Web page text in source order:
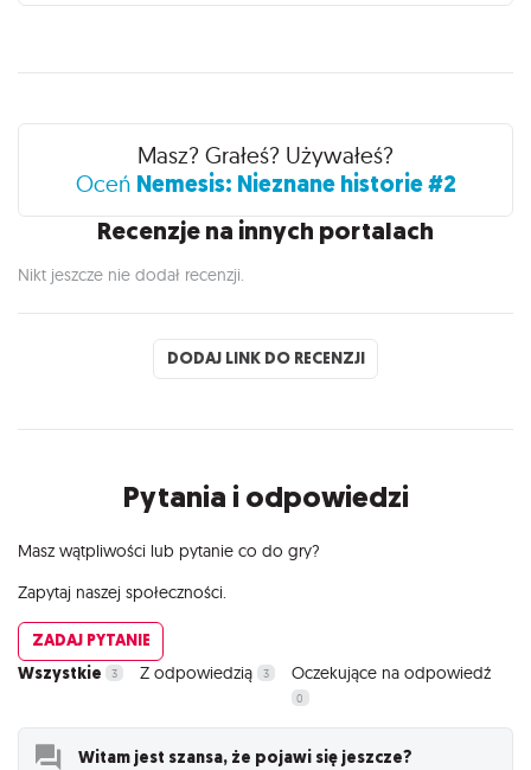
Recenzje
Masz? Grałeś? Używałeś?
Oceń Nemesis: Nieznane historie #2
Recenzje na innych portalach
Nikt jeszcze nie dodał recenzji.
DODAJ LINK DO RECENZJI
Pytania i odpowiedzi
Wszystkie 3 Z odpowiedzią 3 Oczekujące na odpowiedź
0
Witam jest szansa, że pojawi się jeszcze?
Masz wątpliwości lub pytanie co do gry?
Zapytaj naszej społeczności.
ZADAJ PYTANIE